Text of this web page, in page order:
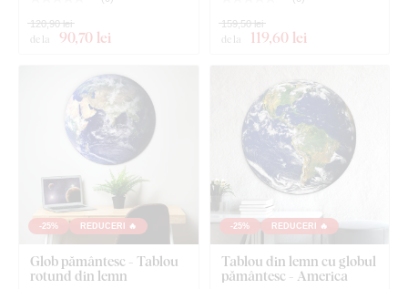
cârlige.
de la 90,70 lei
120,90 lei
de la 119,60 lei
159,50 lei
-25% REDUCERI 🔥
Glob pământesc - Tablou
rotund din lemn
-25% REDUCERI 🔥
Tablou din lemn cu globul
pământesc - America